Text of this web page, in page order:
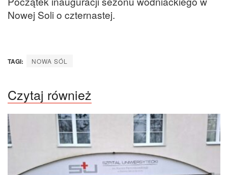
Nowej Soli o czternastej.
TAGI: NOWA SÓL
Czytaj również